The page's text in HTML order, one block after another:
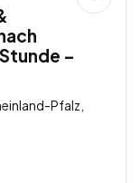
–
Pfalz,